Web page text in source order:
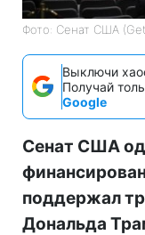
Фото: Сенат США
Выключи
Получай
Google
Сенат США
поддержал
Дональда